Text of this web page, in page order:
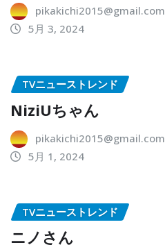
pikakichi2015@gmail.com
5月 3, 2024
TVニューストレンド
NiziUちゃん
pikakichi2015@gmail.com
5月 1, 2024
TVニューストレンド
ニノさん